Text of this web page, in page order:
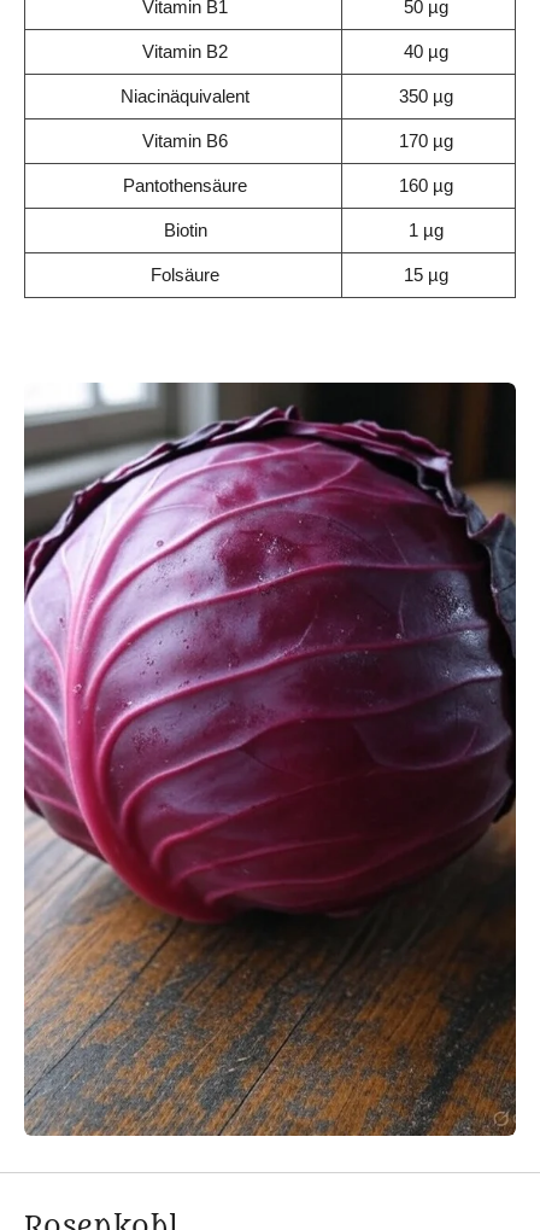
Vitamin B1 50 µg
Vitamin B2 40 µg
Niacinäquivalent 350 µg
Vitamin B6 170 µg
Pantothensäure 160 µg
Biotin 1 µg
Folsäure 15 µg